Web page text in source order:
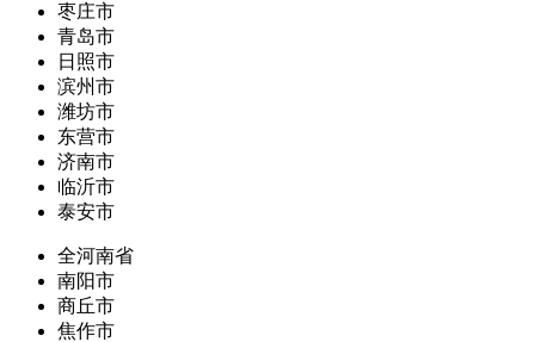
枣庄市
青岛市
日照市
滨州市
潍坊市
东营市
济南市
临沂市
泰安市
全河南省
南阳市
商丘市
焦作市